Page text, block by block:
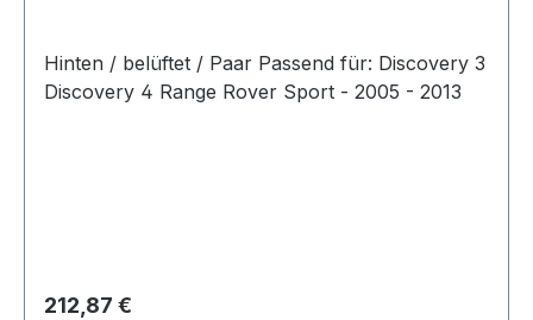
Hinten / belüftet / Paar Passend für: Discovery 3
Discovery 4 Range Rover Sport - 2005 - 2013
Regulärer Preis:
212,87 €